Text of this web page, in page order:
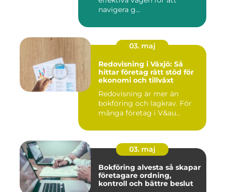
navigera g...
03. maj
Redovisning i Växjö: Så
hittar företag rätt stöd för
ekonomi och tillväxt
Redovisning är mer än
bokföring och lagkrav. För
många företag i V&au...
03. maj
Bokföring alvesta så skapar
företagare ordning,
kontroll och bättre beslut